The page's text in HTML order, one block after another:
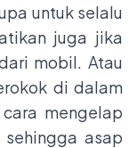
untuk selalu
juga jika
mobil. Atau
di dalam
mengelap
asap